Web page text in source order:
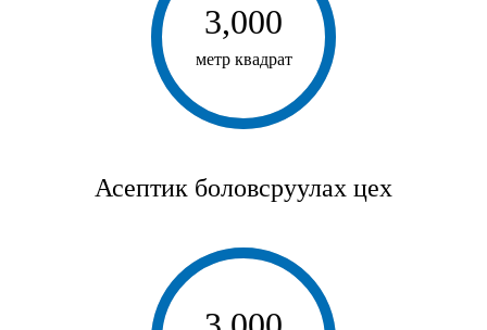
3,000
метр квадрат
Асептик боловсруулах цех